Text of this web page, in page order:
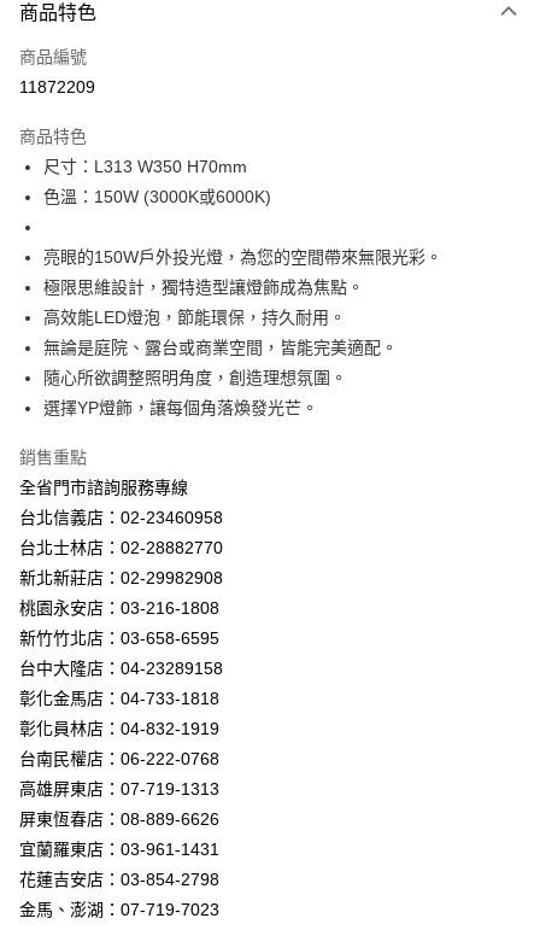
信用卡一次付款
LINE Pay
街口支付
悠遊付
Google Pay
全盈+PAY
AFTEE先享後付
相關說明
【關於「AFTEE先享後付」】
AFTEE先享後付是「在收到商品之後才付款」的支付方式。 讓您購物簡單
１．簡單：不需註冊會員、不需綁卡、不需儲值。
２．便利：只要手機號碼，簡訊認證，即可結帳。
【「AFTEE先享後付」結帳流程】
１．於結帳方式選擇「AFTEE先享後付」後，將跳轉至「AFTEE先享後付」
結帳頁面，進行簡訊認證並確認金額後，即可完成結帳。
２．訂單成立數日內，您將收到繳費通知簡訊。
３．收到繳費通知簡訊後14天內，點擊此簡訊中的連結，可透過四大超商／
ATM／網路銀行／等多元方式進行付款，方視為交易完成。
※ 請注意：結帳手續完成當下不需立刻繳費，但若您需要取消訂單，請聯絡
購買商品的店家。未經商家同意取消之訂單仍視為有效，需透過AFTEE先享
後付繳納相關費用。
是否繳費成功／繳費後需取消欲退款等相關疑問，請聯繫「AFTEE先享後付
客戶支援中心」https://netprotections.freshdesk.com/support/home
【注意事項】
１．透過由恩沛科技股份有限公司提供之「AFTEE先享後付」服務完成之交
易，需依本服務之必要範圍內提供個人資料，並將交易相關給付款項請求債
２．關於個人資料處理事宜，請瀏覽以下網址：
ATM付款
新竹貨運宅配
每筆NT$180，滿NT$5,000(含以上)免運費
商品特色
商品編號
11872209
商品特色
尺寸：L313 W350 H70mm
色溫：150W (3000K或6000K)
亮眼的150W戶外投光燈，為您的空間帶來無限光彩。
極限思維設計，獨特造型讓燈飾成為焦點。
高效能LED燈泡，節能環保，持久耐用。
無論是庭院、露台或商業空間，皆能完美適配。
隨心所欲調整照明角度，創造理想氛圍。
選擇YP燈飾，讓每個角落煥發光芒。
銷售重點
全省門市諮詢服務專線
台北信義店：02-23460958
台北士林店：02-28882770
新北新莊店：02-29982908
桃園永安店：03-216-1808
新竹竹北店：03-658-6595
台中大隆店：04-23289158
彰化金馬店：04-733-1818
彰化員林店：04-832-1919
台南民權店：06-222-0768
高雄屏東店：07-719-1313
屏東恆春店：08-889-6626
宜蘭羅東店：03-961-1431
花蓮吉安店：03-854-2798
金馬、澎湖：07-719-7023